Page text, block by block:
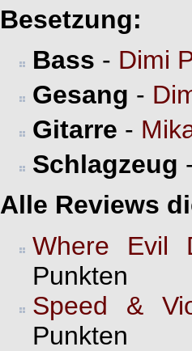
Besetzung:
Bass - Dimi
Gesang -
Gitarre -
Schlagzeug
Alle Reviews
Where Evil
Punkten
Speed &
Punkten